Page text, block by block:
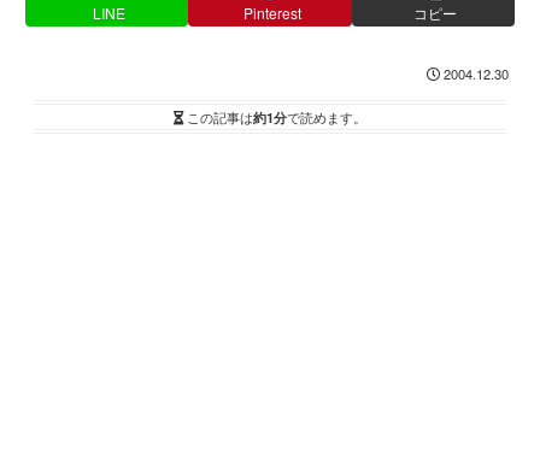
LINE Pinterest コピー
2004.12.30
この記事は約1分で読めます。